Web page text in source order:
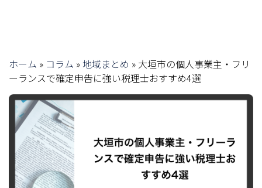
ホーム » コラム » 地域まとめ » 大垣市の個人事業主・フリ
ーランスで確定申告に強い税理士おすすめ4選